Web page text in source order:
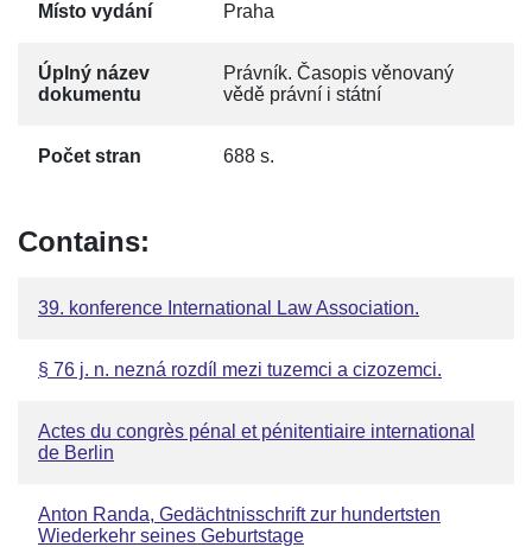
Místo vydání Praha
Úplný název
dokumentu
Právník. Časopis věnovaný
vědě právní i státní
Počet stran 688 s.
Contains:
39. konference International Law Association.
§ 76 j. n. nezná rozdíl mezi tuzemci a cizozemci.
Actes du congrès pénal et pénitentiaire international
de Berlin
Anton Randa, Gedächtnisschrift zur hundertsten
Wiederkehr seines Geburtstage